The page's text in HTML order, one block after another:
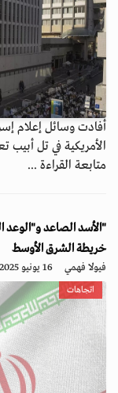
أفادت وسائل إعلام
الأمريكية في تل
متابعة القراءة ...
"الأسد الصاعد و"الوعد
خريطة الشرق الأوسط
فيولا فهمي 16 يونيو 2025 - 12:47
اتجاهات